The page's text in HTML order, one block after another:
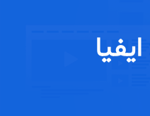
ایفیا